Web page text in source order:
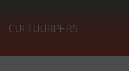
CULTUURPERS